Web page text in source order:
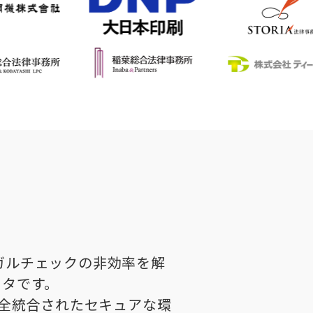
チェックの非効率を解
です。
統合されたセキュアな環